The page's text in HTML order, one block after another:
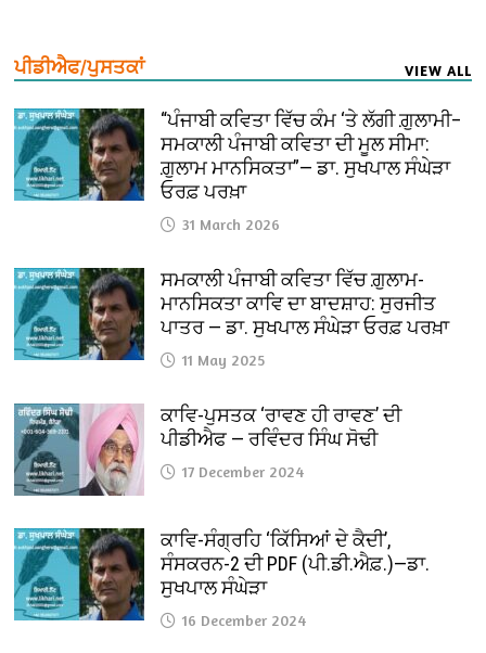
ਪੀਡੀਐਫ/ਪੁਸਤਕਾਂ VIEW ALL
“ਪੰਜਾਬੀ ਕਵਿਤਾ ਵਿੱਚ ਕੰਮ ‘ਤੇ ਲੱਗੀ ਗ਼ੁਲਾਮੀ–
ਸਮਕਾਲੀ ਪੰਜਾਬੀ ਕਵਿਤਾ ਦੀ ਮੂਲ ਸੀਮਾ:
ਗ਼ੁਲਾਮ ਮਾਨਸਿਕਤਾ”— ਡਾ. ਸੁਖਪਾਲ ਸੰਘੇੜਾ
ਓਰਫ਼ ਪਰਖ਼ਾ
31 March 2026
ਸਮਕਾਲੀ ਪੰਜਾਬੀ ਕਵਿਤਾ ਵਿੱਚ ਗ਼ੁਲਾਮ-
ਮਾਨਸਿਕਤਾ ਕਾਵਿ ਦਾ ਬਾਦਸ਼ਾਹ: ਸੁਰਜੀਤ
ਪਾਤਰ — ਡਾ. ਸੁਖਪਾਲ ਸੰਘੇੜਾ ਓਰਫ਼ ਪਰਖ਼ਾ
11 May 2025
ਕਾਵਿ-ਪੁਸਤਕ ‘ਰਾਵਣ ਹੀ ਰਾਵਣ’ ਦੀ
ਪੀਡੀਐਫ — ਰਵਿੰਦਰ ਸਿੰਘ ਸੋਢੀ
17 December 2024
ਕਾਵਿ-ਸੰਗ੍ਰਹਿ ‘ਕਿੱਸਿਆਂ ਦੇ ਕੈਦੀ’,
ਸੰਸਕਰਨ-2 ਦੀ PDF (ਪੀ.ਡੀ.ਐਫ਼.)—ਡਾ.
ਸੁਖਪਾਲ ਸੰਘੇੜਾ
16 December 2024